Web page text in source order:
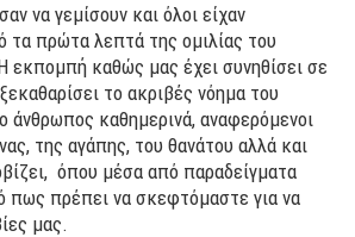
να γεμίσουν και όλοι είχαν
τα πρώτα λεπτά της ομιλίας του
εκπομπή καθώς μας έχει συνηθίσει σε
το ακριβές νόημα του
άνθρωπος καθημερινά, αναφερόμενοι
της αγάπης, του θανάτου αλλά και
όπου μέσα από παραδείγματα
πως πρέπει να σκεφτόμαστε για να
μας.